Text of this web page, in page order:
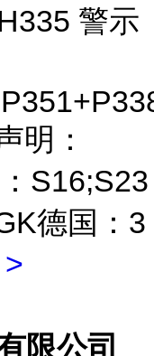
警示
明：
S16;S23
德国：3
限公司